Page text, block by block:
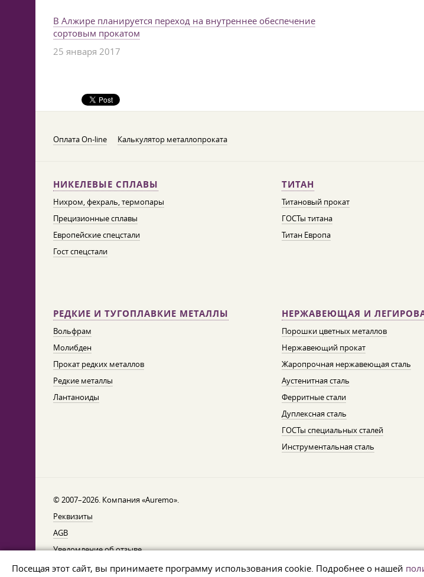
Посещая этот сайт, вы принимаете программу использования cookie. Подробнее о нашей
В Алжире планируется переход на внутреннее обеспечение
сортовым прокатом
25 января 2017
Оплата On-line Калькулятор металлопроката
НИКЕЛЕВЫЕ СПЛАВЫ
Нихром, фехраль, термопары
Прецизионные сплавы
Европейские спецстали
Гост спецстали
ТИТАН
Титановый прокат
ГОСТы титана
Титан Европа
РЕДКИЕ И ТУГОПЛАВКИЕ МЕТАЛЛЫ
Вольфрам
Молибден
Прокат редких металлов
Редкие металлы
Лантаноиды
НЕРЖАВЕЮЩАЯ И
Порошки цветных металлов
Нержавеющий прокат
Жаропрочная нержавеющая сталь
Аустенитная сталь
Ферритные стали
Дуплексная сталь
ГОСТы специальных сталей
Инструментальная сталь
© 2007–2026. Компания «Auremo».
Реквизиты
AGB
Уведомление об отзыве
Защита данных